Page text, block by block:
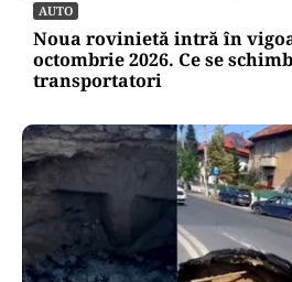
AUTO
Noua rovinietă intră în
octombrie 2026. Ce se
transportatori